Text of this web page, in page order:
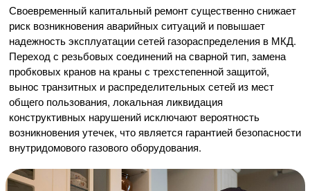
Своевременный капитальный ремонт существенно снижает
риск возникновения аварийных ситуаций и повышает
надежность эксплуатации сетей газораспределения в МКД.
Переход с резьбовых соединений на сварной тип, замена
пробковых кранов на краны с трехстепенной защитой,
вынос транзитных и распределительных сетей из мест
общего пользования, локальная ликвидация
конструктивных нарушений исключают вероятность
возникновения утечек, что является гарантией безопасности
внутридомового газового оборудования.